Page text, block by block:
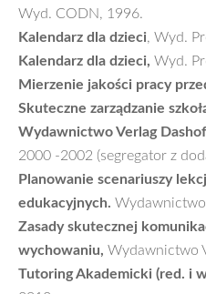
Wyd. CODN, 1996.
Kalendarz dla dzieci, Wyd.
Kalendarz dla dzieci, Wyd.
Mierzenie jakości pracy
Skuteczne zarządzanie
Wydawnictwo Verlag
2000 -2002 (segregator z
Planowanie scenariuszy
edukacyjnych.
Zasady skutecznej
wychowaniu, Wydawnictwo
Tutoring Akademicki (red. i